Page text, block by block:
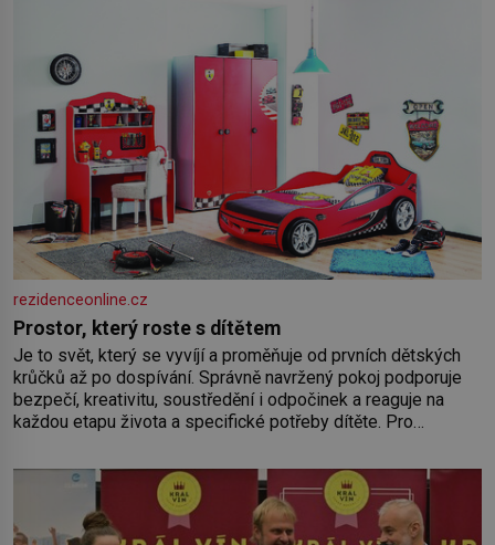
rezidenceonline.cz
Prostor, který roste s dítětem
Je to svět, který se vyvíjí a proměňuje od prvních dětských
krůčků až po dospívání. Správně navržený pokoj podporuje
bezpečí, kreativitu, soustředění i odpočinek a reaguje na
každou etapu života a specifické potřeby dítěte. Pro
by pokoj miminka měl působit především klidně a útulně.
Předškolní věk je